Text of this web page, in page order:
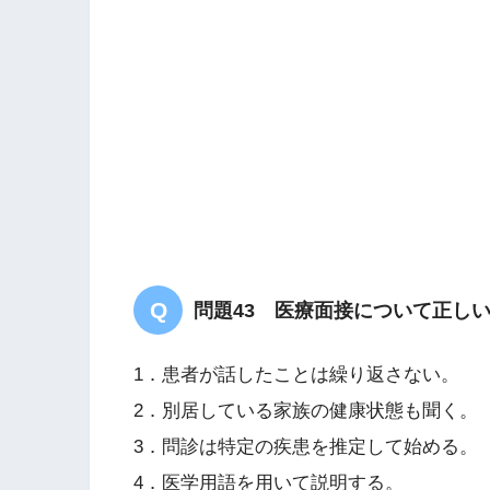
問題43 医療面接について正しい
1．患者が話したことは繰り返さない。
2．別居している家族の健康状態も聞く。
3．問診は特定の疾患を推定して始める。
4．医学用語を用いて説明する。